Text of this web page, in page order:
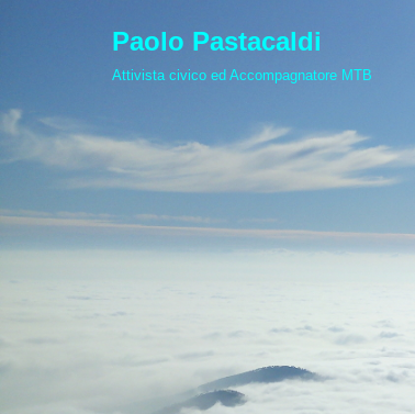
contenuto
Paolo Pastacaldi
Attivista civico ed Accompagnatore MTB